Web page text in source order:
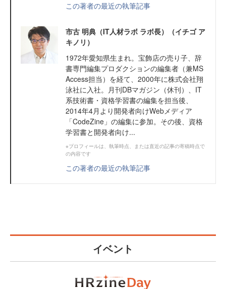
この著者の最近の執筆記事
市古 明典（IT人材ラボ ラボ長）（イチゴ ア
キノリ）
1972年愛知県生まれ。宝飾店の売り子、辞
書専門編集プロダクションの編集者（兼MS
Access担当）を経て、2000年に株式会社翔
泳社に入社。月刊DBマガジン（休刊）、IT
系技術書・資格学習書の編集を担当後、
2014年4月より開発者向けWebメディア
「CodeZine」の編集に参加。その後、資格
学習書と開発者向け...
※プロフィールは、執筆時点、または直近の記事の寄稿時点で
の内容です
この著者の最近の執筆記事
イベント